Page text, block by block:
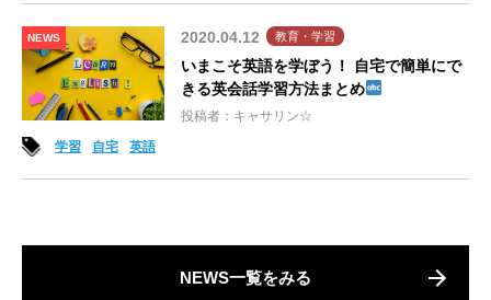
NEWS 2020.04.12 教育・学習
いまこそ英語を学ぼう！ 自宅で簡単にで
きる英会話学習方法まとめ
投稿者：キャサリン☆
学習
自宅 英語
NEWS一覧をみる